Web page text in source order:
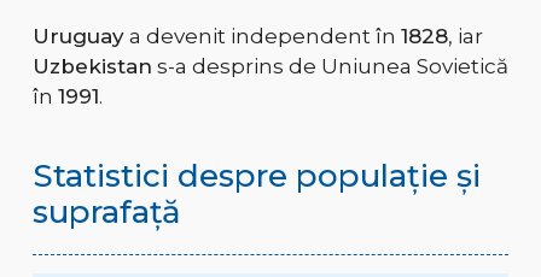
Uruguaya devenit independent în 1828, iar
Uzbekistan s-a desprins de Uniunea Sovietică
în 1991.
Statistici despre populație și
suprafață